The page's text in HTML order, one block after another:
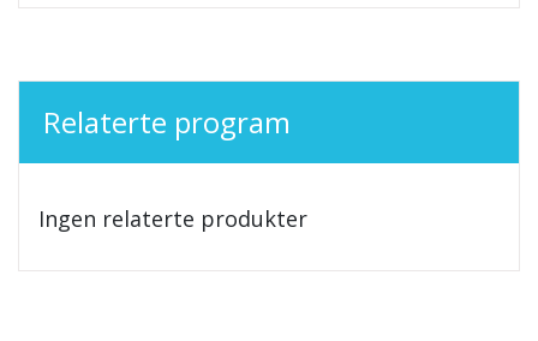
Relaterte program
Ingen relaterte produkter